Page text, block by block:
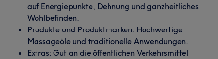
auf Energiepunkte, Dehnung und ganzheitliches
Wohlbefinden.
Produkte und Produktmarken: Hochwertige
Massageöle und traditionelle Anwendungen.
Extras: Gut an die öffentlichen Verkehrsmittel